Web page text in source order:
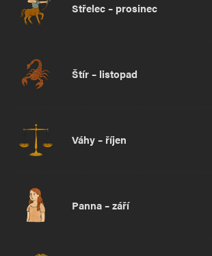
Střelec – prosinec
Štír – listopad
Váhy – říjen
Panna – září